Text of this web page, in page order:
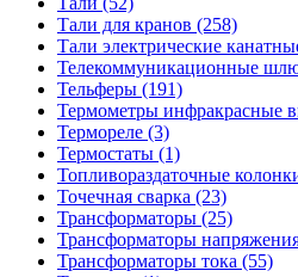
Тали для кранов (258)
Тали электрические
Телекоммуникационные
Тельферы (191)
Термометры инфракрасные
Термореле (3)
Термостаты (1)
Топливораздаточные
Точечная сварка (23)
Трансформаторы (25)
Трансформаторы
Трансформаторы тока (55)